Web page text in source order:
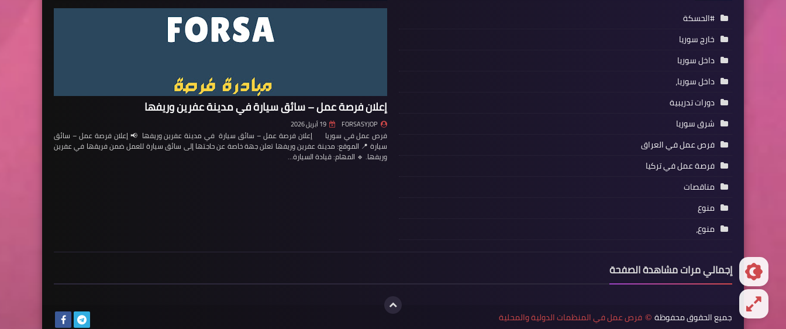
#الحسكة
خارج سوريا
داخل سوريا
داخل سوريا،
دورات تدريبية
شرق سوريا
فرص عمل في العراق
فرصة عمل في تركيا
مناقصات
منوع
منوع،
إعلان فرصة عمل – سائق سيارة في مدينة عفرين وريفها
FORSASYJOP 19 أبريل 2026
فرص عمل في سوريا إعلان فرصة عمل – سائق سيارة في مدينة عفرين وريفها 📢 إعلان فرصة عمل – سائق
سيارة 📍 الموقع: مدينة عفرين وريفها تعلن جهة خاصة عن حاجتها إلى سائق سيارة للعمل ضمن فريقها في عفرين
وريفها. 🔹 المهام: قيادة السيارة…
إجمالي مرات مشاهدة الصفحة
جميع الحقوق محفوظة © فرص عمل في المنظمات الدولية والمحلية